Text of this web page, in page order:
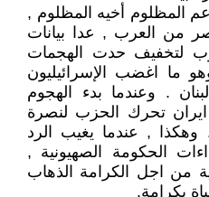
المظلوم أخيه المظلوم ,
من العرب , عدا بيانات
لتخفيف حدت الهجمات
ما اغضب الإسرائيليون
. وعندما بدء الهجوم
تحرك الحزب لنصرة
وهكذا , عندما يغيب الرد
الحكومة الصهيونية ,
من اجل الكرامة الذهاب
بكرامة.